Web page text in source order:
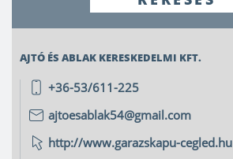
AJTÓ ÉS ABLAK KERESKEDELMI KFT.
+36-53/611-225
ajtoesablak54@gmail.com
http://www.garazskapu-cegled.hu